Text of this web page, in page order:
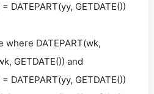
DATEPART(yy, GETDATE())
DATEPART(wk,
GETDATE()) and
DATEPART(yy, GETDATE())